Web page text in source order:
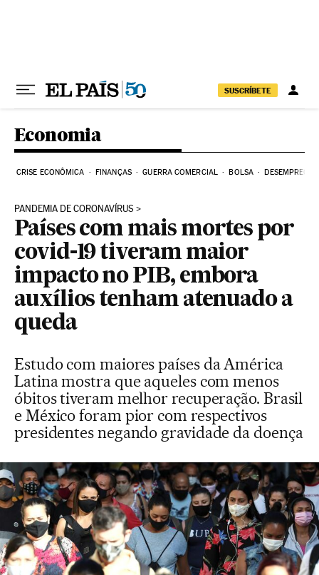
SUSCRÍBETE
Economia
CRISE ECONÔMICA FINANÇAS GUERRA COMERCIAL BOLSA DESEMPREGO
PANDEMIA DE CORONAVÍRUS
Países com mais mortes por
covid-19 tiveram maior
impacto no PIB, embora
auxílios tenham atenuado a
queda
Estudo com maiores países da América
Latina mostra que aqueles com menos
óbitos tiveram melhor recuperação. Brasil
e México foram pior com respectivos
presidentes negando gravidade da doença